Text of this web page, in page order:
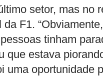
setor, mas no
F1.
tinham
que estava
uma oportunidade